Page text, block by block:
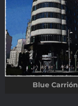
Blue Carrión